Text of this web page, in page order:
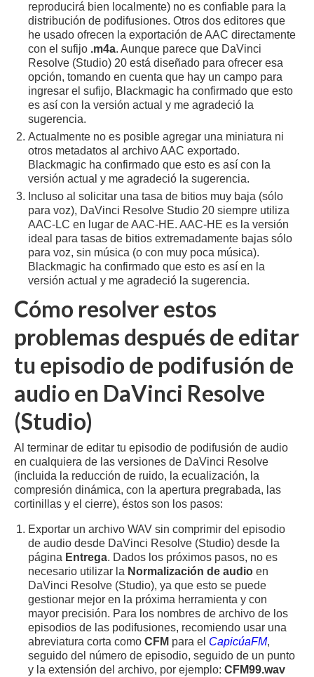
reproducirá bien localmente) no es confiable para la
distribución de podifusiones. Otros dos editores que
he usado ofrecen la exportación de AAC directamente
con el sufijo .m4a. Aunque parece que DaVinci
Resolve (Studio) 20 está diseñado para ofrecer esa
opción, tomando en cuenta que hay un campo para
ingresar el sufijo, Blackmagic ha confirmado que esto
es así con la versión actual y me agradeció la
sugerencia.
Actualmente no es posible agregar una miniatura ni
otros metadatos al archivo AAC exportado.
Blackmagic ha confirmado que esto es así con la
versión actual y me agradeció la sugerencia.
Incluso al solicitar una tasa de bitios muy baja (sólo
para voz), DaVinci Resolve Studio 20 siempre utiliza
AAC-LC en lugar de AAC-HE. AAC-HE es la versión
ideal para tasas de bitios extremadamente bajas sólo
para voz, sin música (o con muy poca música).
Blackmagic ha confirmado que esto es así en la
versión actual y me agradeció la sugerencia.
Cómo resolver estos
problemas después de editar
tu episodio de podifusión de
audio en DaVinci Resolve
(Studio)
Al terminar de editar tu episodio de podifusión de audio
en cualquiera de las versiones de DaVinci Resolve
(incluida la reducción de ruido, la ecualización, la
compresión dinámica, con la apertura pregrabada, las
cortinillas y el cierre), éstos son los pasos:
Exportar un archivo WAV sin comprimir del episodio
de audio desde DaVinci Resolve (Studio) desde la
página Entrega. Dados los próximos pasos, no es
necesario utilizar la Normalización de audio en
DaVinci Resolve (Studio), ya que esto se puede
gestionar mejor en la próxima herramienta y con
mayor precisión. Para los nombres de archivo de los
episodios de las podifusiones, recomiendo usar una
abreviatura corta como CFM para el CapicúaFM,
seguido del número de episodio, seguido de un punto
y la extensión del archivo, por ejemplo: CFM99.wav